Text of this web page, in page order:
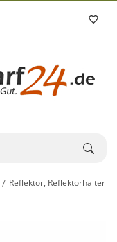
Reflektor, Reflektorhalter